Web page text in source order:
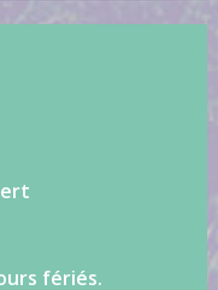
fériés.